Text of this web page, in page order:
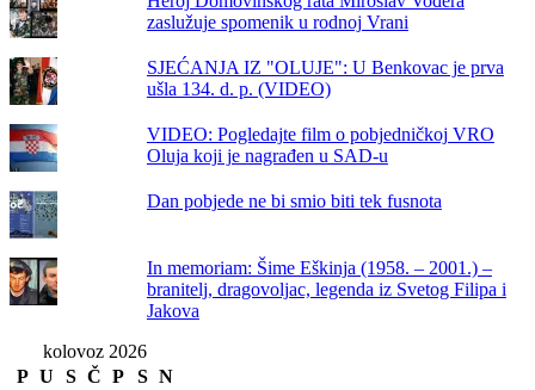
zaslužuje spomenik u rodnoj Vrani
SJEĆANJA IZ "OLUJE": U Benkovac je prva
ušla 134. d. p. (VIDEO)
VIDEO: Pogledajte film o pobjedničkoj VRO
Oluja koji je nagrađen u SAD-u
Dan pobjede ne bi smio biti tek fusnota
In memoriam: Šime Eškinja (1958. – 2001.) –
branitelj, dragovoljac, legenda iz Svetog Filipa i
Jakova
kolovoz 2026
P U S Č P S N